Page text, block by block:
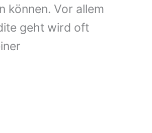
können. Vor allem
geht wird oft